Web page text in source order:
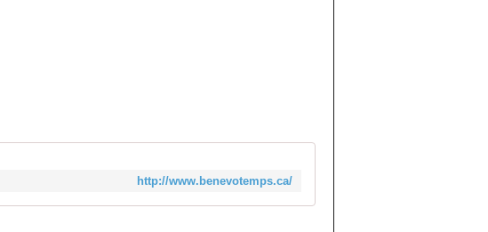
http://www.benevotemps.ca/